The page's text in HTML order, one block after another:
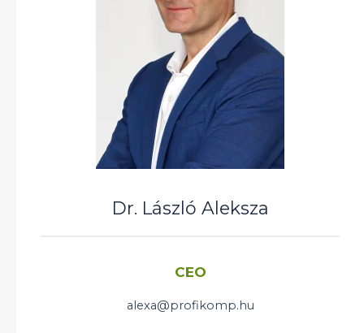
Dr. László Aleksza
CEO
alexa@profikomp.hu